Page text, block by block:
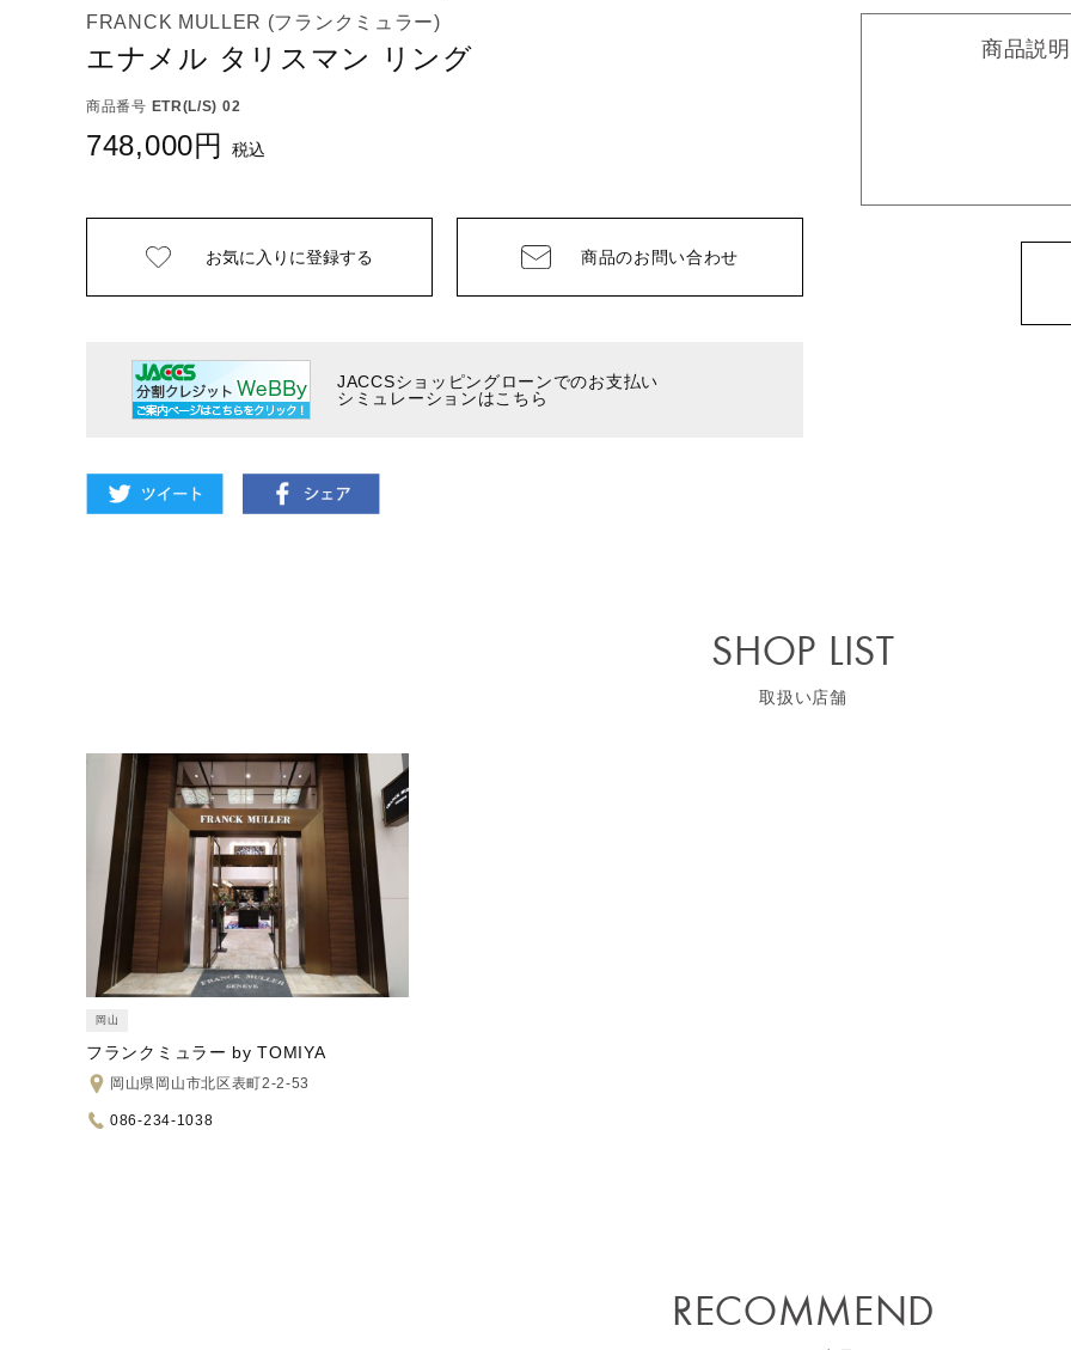
FRANCK MULLER (フランクミュラー)
エナメル タリスマン リング
商品番号 ETR(L/S) 02
748,000 税込
お気に入りに登録する 商品のお問い合わせ
JACCSショッピングローンでのお支払い
シミュレーションはこちら
商品説明
SHOP LIST
取扱い店舗
岡山
フランクミュラー by TOMIYA
岡山県岡山市北区表町2-2-53
086-234-1038
RECOMMEND